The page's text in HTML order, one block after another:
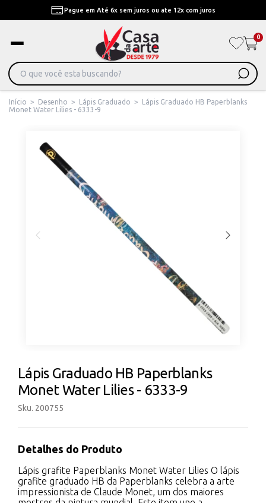
Pague em Até 6x sem juros ou ate 12x com juros
0
Início > Desenho > Lápis Graduado >
Lápis Graduado HB Paperblanks
Monet Water Lilies - 6333-9
Lápis Graduado HB Paperblanks
Monet Water Lilies - 6333-9
Sku. 200755
Detalhes do Produto
Lápis grafite Paperblanks Monet Water Lilies O lápis
grafite graduado HB da Paperblanks celebra a arte
impressionista de Claude Monet, um dos maiores